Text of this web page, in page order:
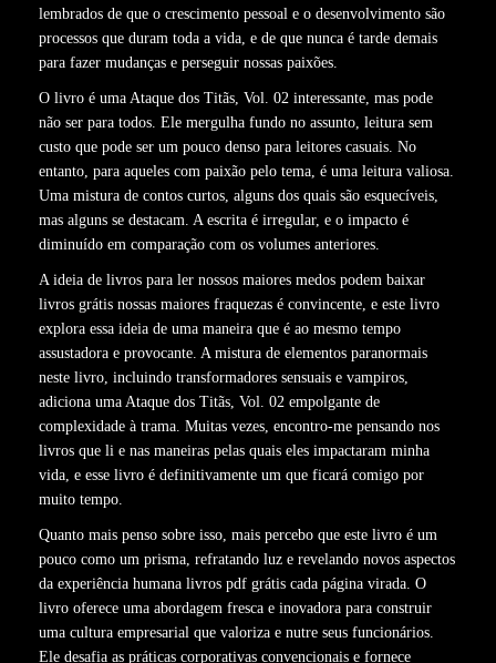
lembrados de que o crescimento pessoal e o desenvolvimento são
processos que duram toda a vida, e de que nunca é tarde demais
para fazer mudanças e perseguir nossas paixões.
O livro é uma Ataque dos Titãs, Vol. 02 interessante, mas pode
não ser para todos. Ele mergulha fundo no assunto, leitura sem
custo que pode ser um pouco denso para leitores casuais. No
entanto, para aqueles com paixão pelo tema, é uma leitura valiosa.
Uma mistura de contos curtos, alguns dos quais são esquecíveis,
mas alguns se destacam. A escrita é irregular, e o impacto é
diminuído em comparação com os volumes anteriores.
A ideia de livros para ler nossos maiores medos podem baixar
livros grátis nossas maiores fraquezas é convincente, e este livro
explora essa ideia de uma maneira que é ao mesmo tempo
assustadora e provocante. A mistura de elementos paranormais
neste livro, incluindo transformadores sensuais e vampiros,
adiciona uma Ataque dos Titãs, Vol. 02 empolgante de
complexidade à trama. Muitas vezes, encontro-me pensando nos
livros que li e nas maneiras pelas quais eles impactaram minha
vida, e esse livro é definitivamente um que ficará comigo por
muito tempo.
Quanto mais penso sobre isso, mais percebo que este livro é um
pouco como um prisma, refratando luz e revelando novos aspectos
da experiência humana livros pdf grátis cada página virada. O
livro oferece uma abordagem fresca e inovadora para construir
uma cultura empresarial que valoriza e nutre seus funcionários.
Ele desafia as práticas corporativas convencionais e fornece